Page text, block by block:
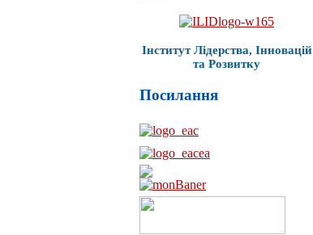
Інститут Лідерства, Інновацій
та Розвитку
Посилання